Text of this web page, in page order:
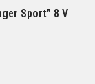
Sport” 8 V